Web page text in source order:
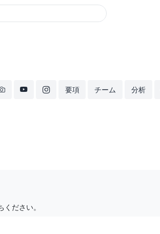
要項 チーム 分析
ださい。